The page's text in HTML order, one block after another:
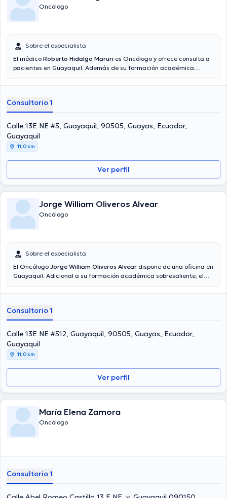
Oncólogo
Sobre el especialista
El médico Roberto Hidalgo Maruri es Oncólogo y ofrece consulta a
pacientes en Guayaquil. Además de su formación académica
especialidad. El profesional de la salud cuenta con muchos años de
participado como miembro de diversas asociaciones médicas.
Roberto Hidalgo Maruri ha intervenido en múltiples conferencias
con la finalidad de tener una formación continua en su ámbito de
especialización y ha publicado importantes artículos.
Consultorio 1
Calle 13E NE #5, Guayaquil, 90505, Guayas, Ecuador,
Guayaquil
11,0 km
Ver perfil
Jorge William Oliveros Alvear
Oncólogo
Sobre el especialista
El Oncólogo Jorge William Oliveros Alvear dispone de una oficina en
Guayaquil. Adicional a su formación académica sobresaliente, el
Dr. posee años de experiencia laboral en su ámbito de estudio. Así
asociaciones médicas. Jorge William Oliveros Alvear ha formado
parte en múltiples conferencias con la intención de lograr tener una
formación continua en su ámbito de especialización y ha publicado
diferentes publicaciones.
Consultorio 1
Calle 13E NE #512, Guayaquil, 90505, Guayas, Ecuador,
Guayaquil
11,0 km
Ver perfil
María Elena Zamora
Oncólogo
Consultorio 1